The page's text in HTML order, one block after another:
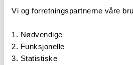
Vi og forretningspartnerne våre
Nødvendige
Funksjonelle
Statistiske